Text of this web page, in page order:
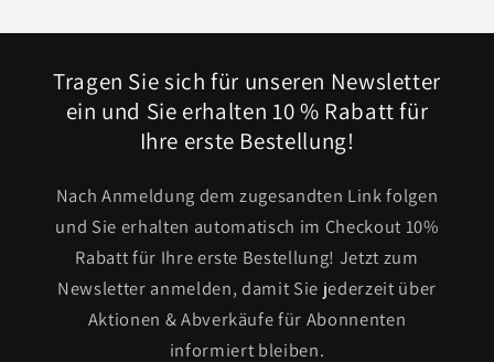
Tragen Sie sich für unseren Newsletter
ein und Sie erhalten 10 % Rabatt für
Ihre erste Bestellung!
Nach Anmeldung dem zugesandten Link folgen
und Sie erhalten automatisch im Checkout 10%
Rabatt für Ihre erste Bestellung! Jetzt zum
Newsletter anmelden, damit Sie jederzeit über
Aktionen & Abverkäufe für Abonnenten
informiert bleiben.